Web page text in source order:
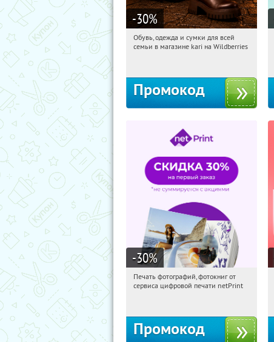
-30%
20:39:32 Получили:
Обувь, одежда и сумки для всей
семьи в магазине kari на Wildberries
Промокод
-30%
20:39:32 Получили:
Печать фотографий, фотокниг от
сервиса цифровой печати netPrint
Промокод